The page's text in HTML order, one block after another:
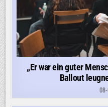
„Er war ein guter
Ballout